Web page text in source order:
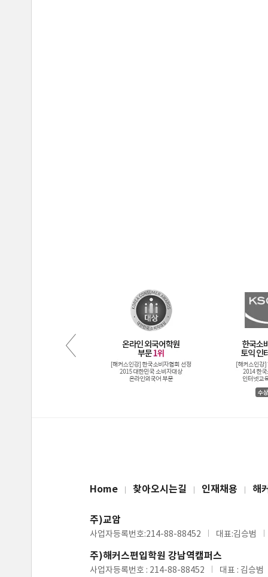
Home 찾아오시는길 인재채용 해
주)교암
사업자등록번호:214-88-88452 대표:김승범
주)해커스편입학원 강남역캠퍼스
사업자등록번호 : 214-88-88452 대표 : 김승범